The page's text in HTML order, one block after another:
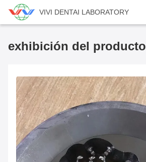
VIVI DENTAI LABORATORY
exhibición del producto